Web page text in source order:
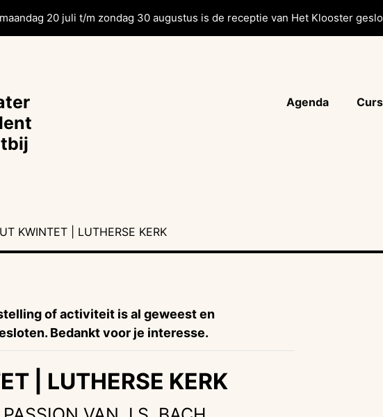
20 juli t/m zondag 30 augustus is de receptie van Het Klooster
Agenda
UT KWINTET | LUTHERSE KERK
of activiteit is al geweest en
Bedankt voor je interesse.
| LUTHERSE KERK